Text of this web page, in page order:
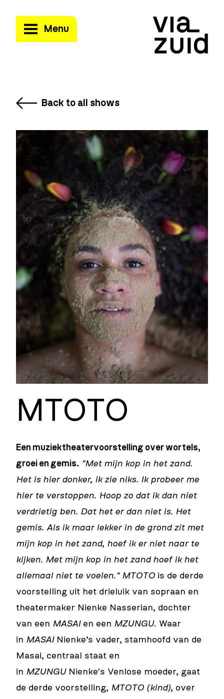
Menu
Back to all shows
MTOTO
Een muziektheatervoorstelling over wortels,
groei en gemis. "Met mijn kop in het zand.
Het is hier donker, ik zie niks. Ik probeer me
hier te verstoppen. Hoop zo dat ik dan niet
verdrietig ben. Dat het er dan niet is. Het
gemis. Als ik maar lekker in de grond zit met
mijn kop in het zand, hoef ik er niet naar te
kijken. Met mijn kop in het zand hoef ik het
allemaal niet te voelen." MTOTO is de derde
voorstelling uit het drieluik van sopraan en
theatermaker Nienke Nasserian, dochter
van een MASAIen een MZUNGU. Waar
in MASAINienke’s vader, stamhoofd van de
Masai, centraal staat en
in MZUNGU Nienke's Venlose moeder, gaat
de derde voorstelling, MTOTO (kind), over